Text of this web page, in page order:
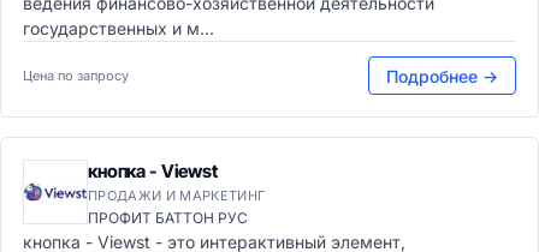
государственных и м...
Цена по запросу Подробнее →
кнопка - Viewst
ПРОДАЖИ И МАРКЕТИНГ
ПРОФИТ БАТТОН РУС
кнопка - Viewst - это интерактивный элемент,